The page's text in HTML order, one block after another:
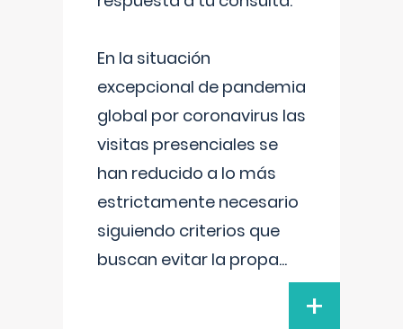
En la situación
excepcional de pandemia
global por coronavirus las
visitas presenciales se
han reducido a lo más
estrictamente necesario
siguiendo criterios que
buscan evitar la propa...
+